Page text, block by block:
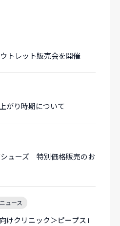
トレット販売会を開催
がり時期について
ューズ 特別価格販売のお
ニュース
けクリニック＞ピープス i